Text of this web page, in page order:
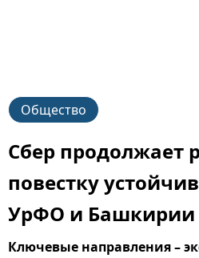
Общество
Сбер продолжает
повестку
УрФО и Башкирии
Ключевые направления –